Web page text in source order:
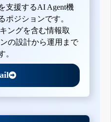
支援するAI Agent機
ポジションです。
ングを含む情報取
の設計から運用まで
。